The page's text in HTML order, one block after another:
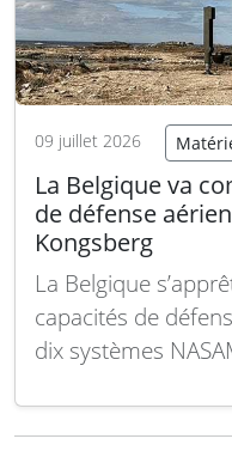
09 juillet 2026
La Belgique va
de défense
Kongsberg
La Belgique
capacités de
dix systèmes
Kongsberg